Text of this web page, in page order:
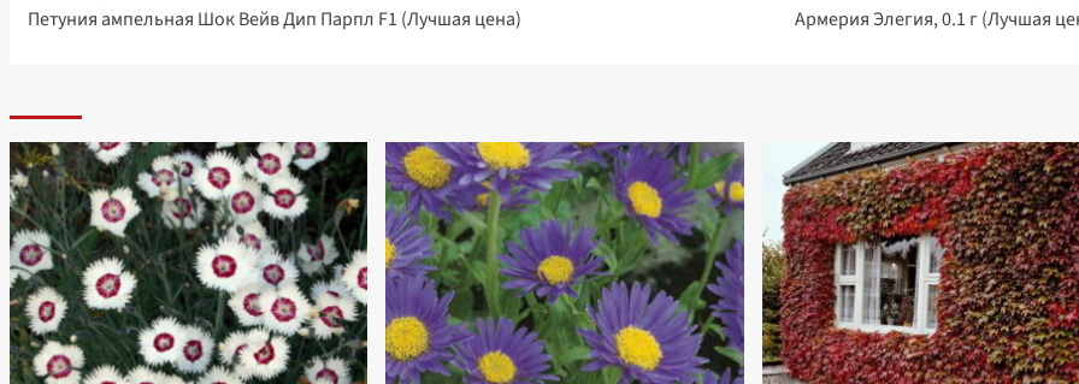
записи
Петуния ампельная Шок Вейв Дип Парпл F1 (Лучшая цена)
Армерия Элегия, 0.1 г (Лучшая